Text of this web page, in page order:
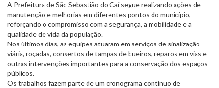
A Prefeitura de São Sebastião do Caí segue realizando ações de
manutenção e melhorias em diferentes pontos do município,
reforçando o compromisso com a segurança, a mobilidade e a
qualidade de vida da população.
Nos últimos dias, as equipes atuaram em serviços de sinalização
viária, roçadas, consertos de tampas de bueiros, reparos em vias e
outras intervenções importantes para a conservação dos espaços
públicos.
Os trabalhos fazem parte de um cronograma contínuo de